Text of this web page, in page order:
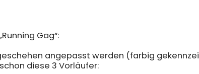
Gag“:
angepasst werden (farbig
diese 3 Vorläufer: